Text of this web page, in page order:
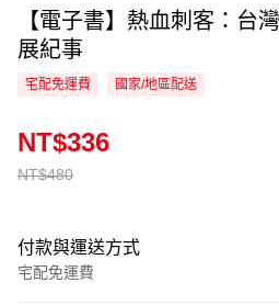
【電子書】熱血刺客：台
展紀事
宅配免運費 國家/地區配送
NT$480
NT$336
付款與運送方式
宅配免運費